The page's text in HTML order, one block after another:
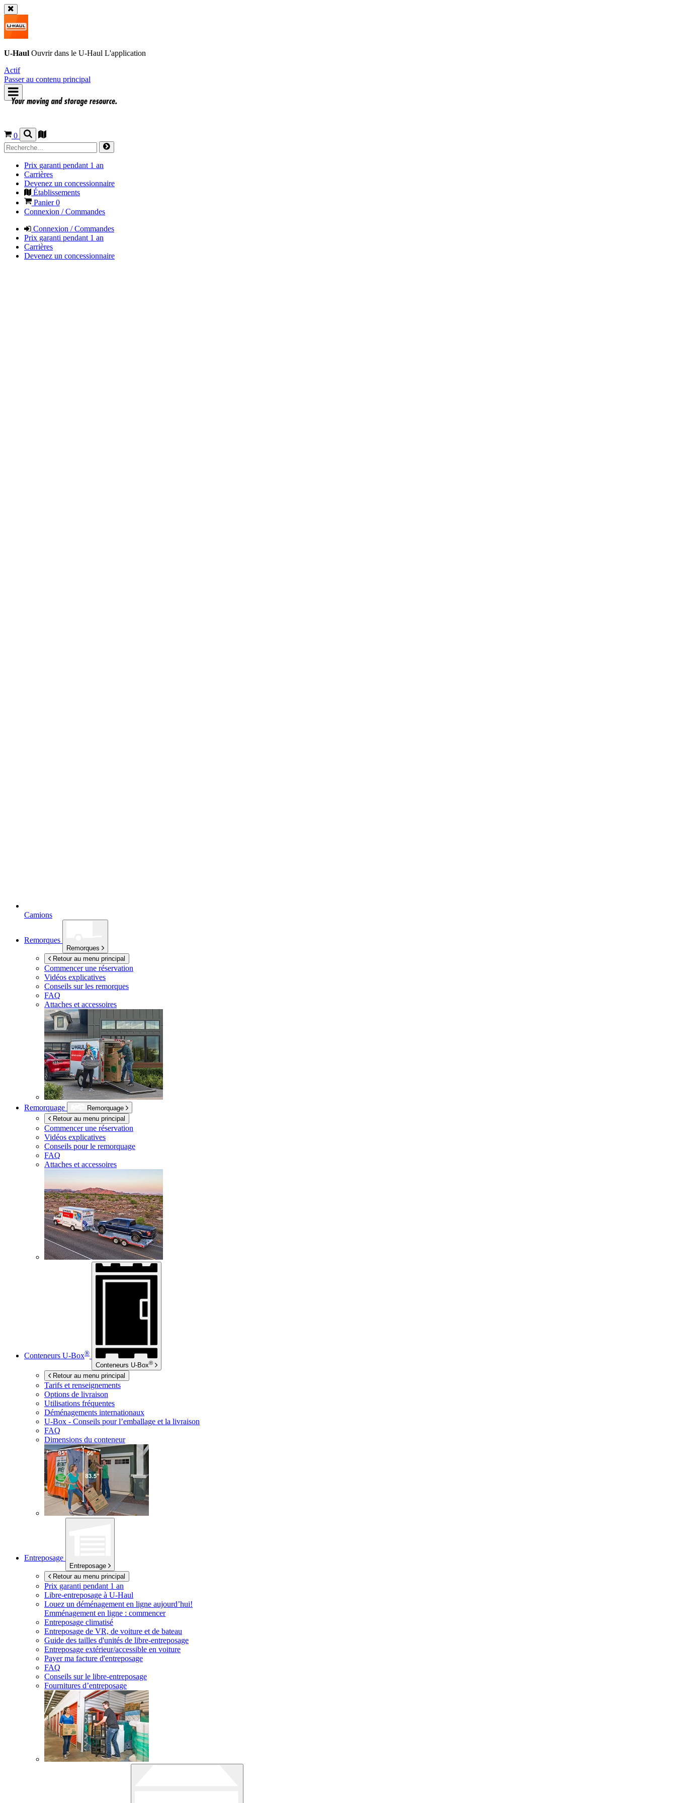
U-Haul Ouvrir dans le U-Haul L'application
Actif
Passer au contenu principal
0
Prix garanti pendant 1 an
Carrières
Devenez un concessionnaire
Établissements
Panier0
Connexion / Commandes
Connexion / Commandes
Prix garanti pendant 1 an
Carrières
Devenez un concessionnaire
Camions
Remorques
Remorques
Retour au menu principal
Commencer une réservation
Vidéos explicatives
Conseils sur les remorques
FAQ
Attaches et accessoires
Remorquage
Remorquage
Retour au menu principal
Commencer une réservation
Vidéos explicatives
Conseils pour le remorquage
FAQ
Attaches et accessoires
Conteneurs U-Box®
Conteneurs U-Box®
Retour au menu principal
Tarifs et renseignements
Options de livraison
Utilisations fréquentes
Déménagements internationaux
U-Box - Conseils pour l’emballage et la livraison
FAQ
Dimensions du conteneur
Entreposage
Entreposage
Retour au menu principal
Prix garanti pendant 1 an
Libre-entreposage à U-Haul
Louez un déménagement en ligne aujourd’hui!
Emménagement en ligne : commencer
Entreposage climatisé
Entreposage de VR, de voiture et de bateau
Guide des tailles d'unités de libre-entreposage
Entreposage extérieur/accessible en voiture
Payer ma facture d'entreposage
FAQ
Conseils sur le libre-entreposage
Fournitures d’entreposage